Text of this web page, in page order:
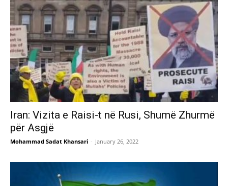
Iran: Vizita e Raisi-t në Rusi, Shumë Zhurmë
për Asgjë
Mohammad Sadat Khansari - January 26, 2022